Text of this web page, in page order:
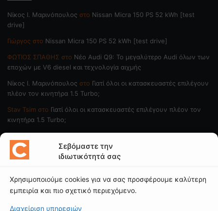
Σεβόμαστε την
ιδιωτικότητά σας
Χρησιμοποιούμε cookies για να σας προσφέρουμε καλύτερη
εμπειρία και πιο σχετικό περιεχόμενο.
Διαχείριση υπηρεσιών
Nίκος Ι. Mαρινόπουλος στο Nissan Micra 150 PS 52 kWh [test
drive]
Γιώργος στο Nissan Micra 150 PS 52 kWh [test drive]
ΦΩΤΙΟΣ ΣΠΑΘΗΣ στο Νέο Audi Q9: Το μεγαλύτερο Audi όλων των
εποχών με V6 diesel και τεχνολογία αιχμής
Nίκος Ι. Mαρινόπουλος στο Γιατί όλοι οι κατασκευαστές επιλέγουν
πλέον τον κινητήρα 1.5 Turbo;
Stav Tsim στο Γιατί όλοι οι κατασκευαστές επιλέγουν πλέον τον
κινητήρα 1.5 Turbo;
ΠΟΙΟΙ ΓΡΑΦΟΥΝ
Κώστας Κάκκαβας